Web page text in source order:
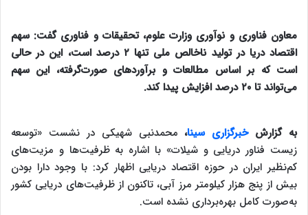
معاون فناوری و نوآوری وزارت علوم، تحقیقات و فناوری گفت: سهم
اقتصاد دریا در تولید ناخالص ملی تنها ۲ درصد است، این در حالی
است که بر اساس مطالعات و برآوردهای صورت‌گرفته، این سهم
می‌تواند تا ۲۰ درصد افزایش پیدا کند.
به گزارشخبرگزاری سینا، محمدنبی شهیکی در نشست «توسعه
زیست فناور دریایی و شیلات» با اشاره به ظرفیت‌ها و مزیت‌های
کم‌نظیر ایران در حوزه اقتصاد دریایی اظهار کرد: با وجود دارا بودن
بیش از پنج هزار کیلومتر مرز آبی، تاکنون از ظرفیت‌های دریایی کشور
به‌صورت کامل بهره‌برداری نشده است.